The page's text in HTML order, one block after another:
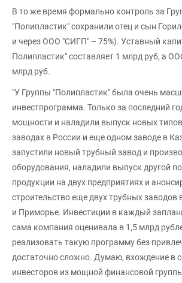
В то же время формально контроль за
"Полипластик" сохранили отец и сын
и через ООО "СИГП" – 75%). Уставный
Полипластик" составляет 1 млрд руб, а
млрд руб.
"У Группы "Полипластик" была очень
инвестпрограмма. Только за последний
мощности и наладили выпуск новых
заводах в России и еще одном заводе в
запустили новый трубный завод и
оборудования, наладили выпуск другой
продукции на двух предприятиях и
строительство еще двух трубных заводов
и Приморье. Инвестиции в каждый
сама компания оценивала в 1,5 млрд
реализовать такую программу без
достаточно сложно. Думаю, вхождение в
инвесторов из мощной финансовой